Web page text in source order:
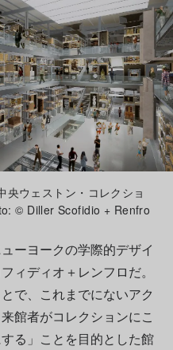
央ウェストン・コレクショ
© Diller Scofidio + Renfro
ーヨークの学際的デザイ
ィディオ＋レンフロだ。
で、これまでにないアク
館者がコレクションにこ
る」ことを目的とした館